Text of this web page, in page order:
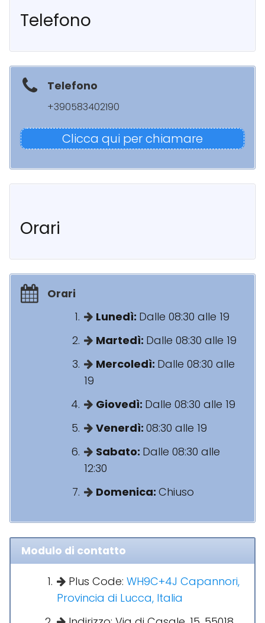
Telefono
Telefono
+390583402190
Clicca qui per chiamare
Orari
Orari
Lunedì: Dalle 08:30 alle 19
Martedì: Dalle 08:30 alle 19
Mercoledì: Dalle 08:30 alle
19
Giovedì: Dalle 08:30 alle 19
Venerdì: 08:30 alle 19
Sabato: Dalle 08:30 alle
12:30
Domenica: Chiuso
Modulo di contatto
Plus Code: WH9C+4J Capannori,
Provincia di Lucca, Italia